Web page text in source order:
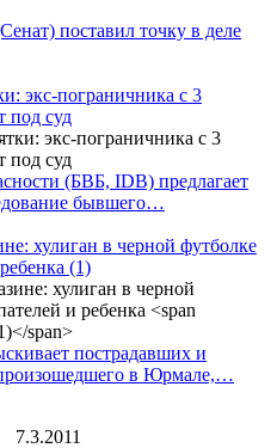
поставил точку в деле
экс-пограничника с 3
под суд
(БВБ, IDB) предлагает
бывшего…
хулиган в черной футболке
(1)
пострадавших и
в Юрмале,…
7.3.2011